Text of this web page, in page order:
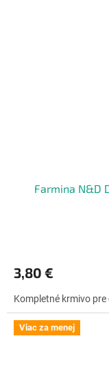
Farmina N&D
je
z
5
hviezdičiek.
3,80 €
Kompletné krmivo pre
Viac za menej